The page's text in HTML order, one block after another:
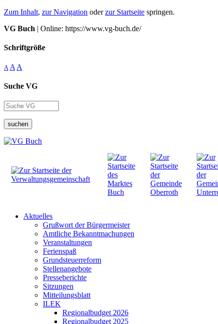
Zum Inhalt, zur Navigation oderzur Startseite springen.
VG Buch | Online: https://www.vg-buch.de/
Schriftgröße
A A A
Suche VG
suchen
Aktuelles
Grußwort der Bürgermeister
Amtliche Bekanntmachungen
Veranstaltungen
Ferienspaß
Grundsteuerreform
Stellenangebote
Presseberichte
Sitzungen
Mitteilungsblatt
ILEK
Regionalbudget 2026
Regionalbudget 2025